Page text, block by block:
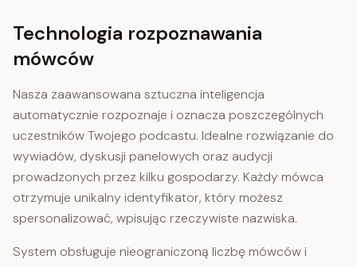
Technologia rozpoznawania
mówców
Nasza zaawansowana sztuczna inteligencja
automatycznie rozpoznaje i oznacza poszczególnych
uczestników Twojego podcastu. Idealne rozwiązanie do
wywiadów, dyskusji panelowych oraz audycji
prowadzonych przez kilku gospodarzy. Każdy mówca
otrzymuje unikalny identyfikator, który możesz
spersonalizować, wpisując rzeczywiste nazwiska.
System obsługuje nieograniczoną liczbę mówców i